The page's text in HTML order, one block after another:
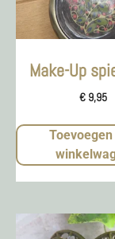
Make-Up
€9,95
Toevoegen